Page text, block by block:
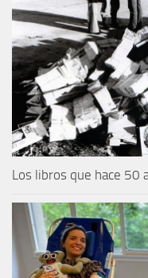
Los libros que hace 50